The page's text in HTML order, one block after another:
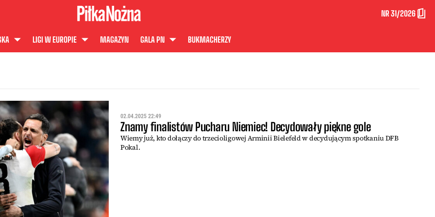
NR 31/2026
LIGI W EUROPIE MAGAZYN GALA PN BUKMACHERZY
02.04.2025 22:49
Znamy finalistów Pucharu Niemiec! Decydowały piękne gole
Wiemy już, kto dołączy do trzecioligowej Arminii Bielefeld w decydującym spotkaniu DFB
Pokal.